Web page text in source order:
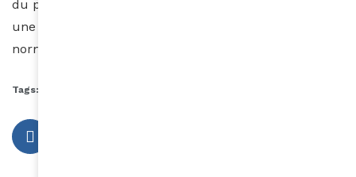
du public. Reste à savoir si cette édition 2026 restera
une exception brillante ou le début d’une nouvelle
norme pour les Oscars.
Tags: